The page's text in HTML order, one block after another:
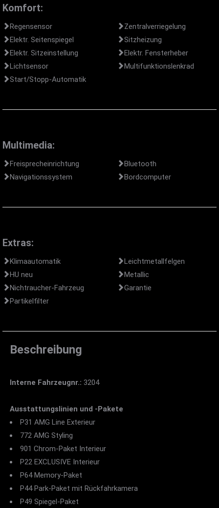
Komfort:
Regensensor
Zentralverriegelung
Elektr. Seitenspiegel
Sitzheizung
Elektr. Sitzeinstellung
Elektr. Fensterheber
Lichtsensor
Multifunktionslenkrad
Start/Stopp-Automatik
Multimedia:
Freisprecheinrichtung
Bluetooth
Navigationssystem
Bordcomputer
Extras:
Klimaautomatik
Leichtmetallfelgen
HU neu
Metallic
Nichtraucher-Fahrzeug
Garantie
Partikelfilter
Beschreibung
Interne Fahrzeugnr.: 3204
Ausstattungslinien und -Pakete
P31 AMG Line Exterieur
772 AMG Styling
901 Chrom-Paket Interieur
P22 EXCLUSIVE Interieur
P64 Memory-Paket
P44 Park-Paket mit Rückfahrkamera
P49 Spiegel-Paket